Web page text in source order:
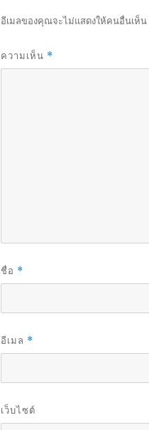
อีเมลของคุณจะไม่แสดงให้คนอื่นเห็น
ความเห็น *
ชื่อ *
อีเมล *
เว็บไซต์